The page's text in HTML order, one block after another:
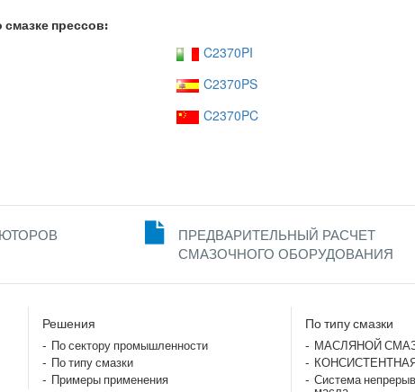
прессов:
C2370PI
C2370PS
C2370PC
ПРЕДВАРИТЕЛЬНЫЙ РАСЧЕТ
СМАЗОЧНОГО ОБОРУДОВАНИЯ
Решения
По сектору промышленности
По типу смазки
Примеры применения
По типу смазки
МАСЛЯНОЙ
Система